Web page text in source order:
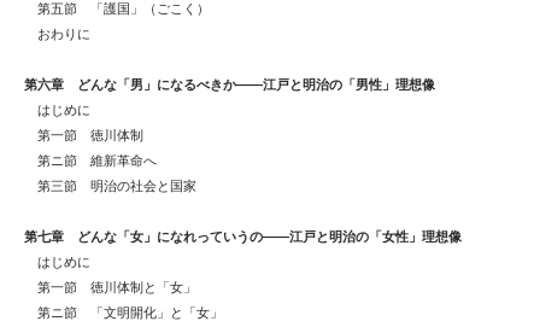
第五節 「護国」（ごこく）
おわりに
第六章 どんな「男」になるべきか――江戸と明治の「男性」理想像
はじめに
第一節 徳川体制
第ニ節 維新革命へ
第三節 明治の社会と国家
第七章 どんな「女」になれっていうの――江戸と明治の「女性」理想像
はじめに
第一節 徳川体制と「女」
第ニ節 「文明開化」と「女」